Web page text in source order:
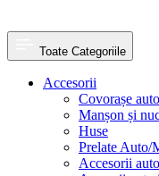
Toate Categoriile
Accesorii
Covorașe
Manșon și
Huse
Prelate Auto/
Accesorii